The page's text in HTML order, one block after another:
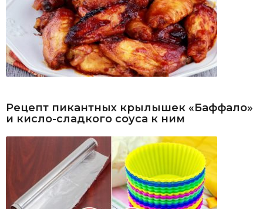
Рецепт пикантных крылышек «Баффало»
и кисло-сладкого соуса к ним